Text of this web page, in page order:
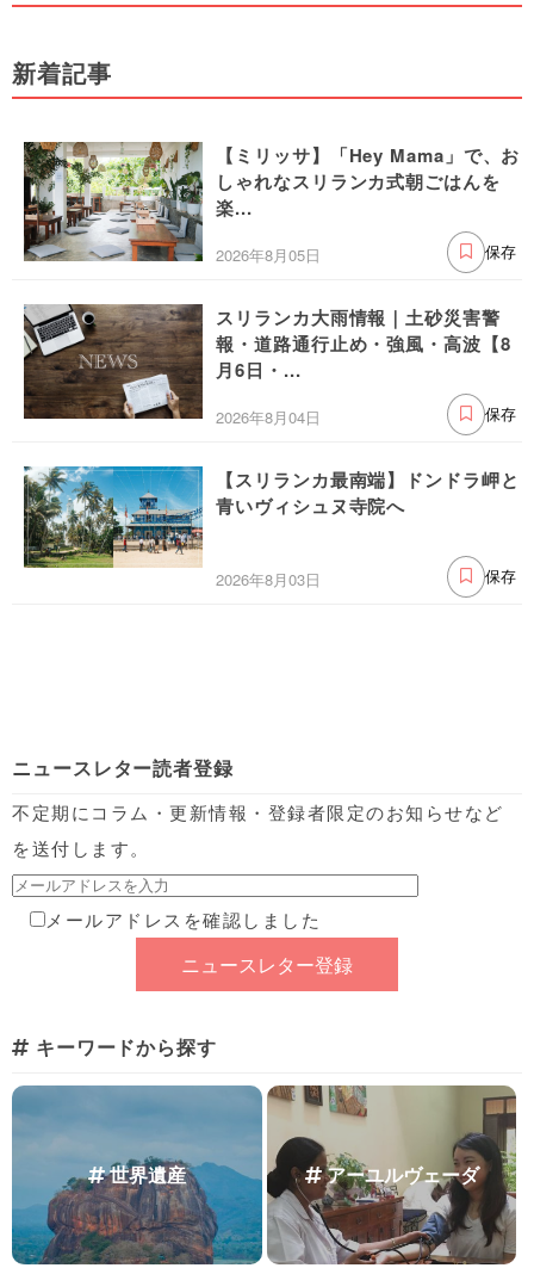
新着記事
【ミリッサ】「Hey Mama」で、お
しゃれなスリランカ式朝ごはんを
楽...
2026年8月05日 保存
スリランカ大雨情報｜土砂災害警
報・道路通行止め・強風・高波【8
月6日・...
2026年8月04日 保存
【スリランカ最南端】ドンドラ岬と
青いヴィシュヌ寺院へ
2026年8月03日 保存
ニュースレター読者登録
不定期にコラム・更新情報・登録者限定のお知らせなど
を送付します。
メールアドレスを確認しました
キーワードから探す
世界遺産 アーユルヴェーダ